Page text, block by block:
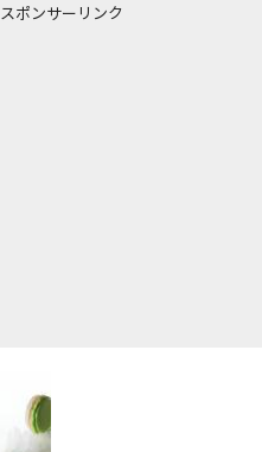
スポンサーリンク